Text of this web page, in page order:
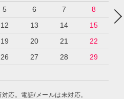
5 6 7
8
12 13 14
15
19 20 21
22
26 27 28
29
応。電話/メールは未対応。